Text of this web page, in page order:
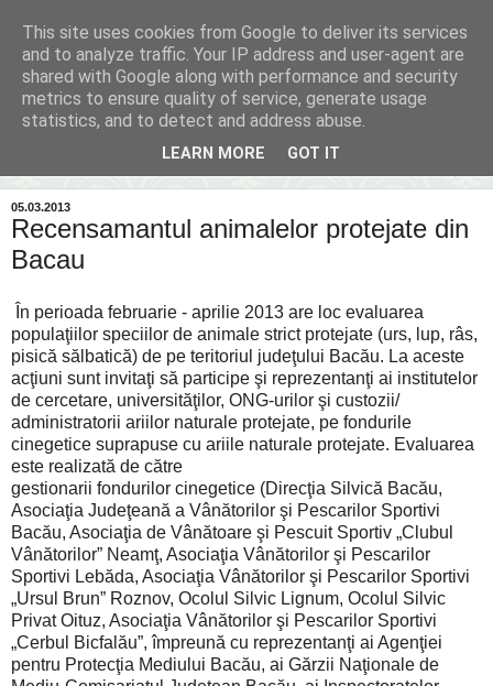
Inima Bacăului
Din inima Bacăului...spre inima ta...
05.03.2013
Recensamantul animalelor protejate din
Bacau
În perioada februarie - aprilie 2013 are loc evaluarea
populaţiilor speciilor de animale strict protejate (urs, lup, râs,
pisică sălbatică) de pe teritoriul judeţului Bacău. La aceste
acţiuni sunt invitaţi să participe şi reprezentanţi ai institutelor
de cercetare, universităţilor, ONG-urilor şi custozii/
administratorii ariilor naturale protejate, pe fondurile
cinegetice suprapuse cu ariile naturale protejate. Evaluarea
este realizată de către
gestionarii fondurilor cinegetice (Direcţia Silvică Bacău,
Asociaţia Judeţeană a Vânătorilor şi Pescarilor Sportivi
Bacău, Asociaţia de Vânătoare şi Pescuit Sportiv „Clubul
Vânătorilor” Neamţ, Asociaţia Vânătorilor şi Pescarilor
Sportivi Lebăda, Asociaţia Vânătorilor şi Pescarilor Sportivi
„Ursul Brun” Roznov, Ocolul Silvic Lignum, Ocolul Silvic
Privat Oituz, Asociaţia Vânătorilor şi Pescarilor Sportivi
„Cerbul Bicfalău”, împreună cu reprezentanţi ai Agenţiei
pentru Protecţia Mediului Bacău, ai Gărzii Naţionale de
This site uses cookies from Google to deliver its services
and to analyze traffic. Your IP address and user-agent are
shared with Google along with performance and security
metrics to ensure quality of service, generate usage
statistics, and to detect and address abuse.
LEARN MORE GOT IT